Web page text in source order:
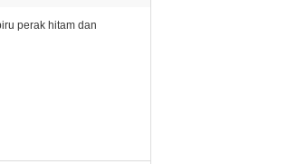
perak hitam dan